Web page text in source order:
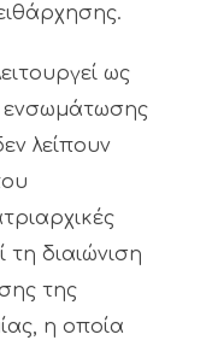
ως
ενσωμάτωσης
λείπουν
τη διαιώνιση
της
η οποία